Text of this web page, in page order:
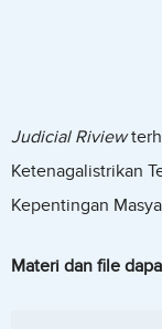
Judicial Riview
Ketenagalistrikan
Kepentingan
Materi dan file